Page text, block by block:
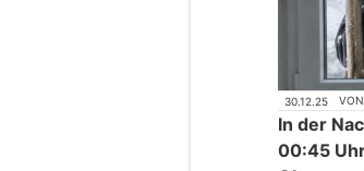
30.12.25 VON
In der
00:45